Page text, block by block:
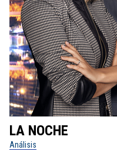
LA NOCHE
Análisis